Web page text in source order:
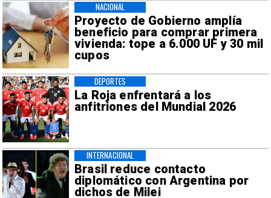
Proyecto de Gobierno amplía
beneficio para comprar primera
vivienda: tope a 6.000 UF y 30 mil
cupos
NACIONAL
La Roja enfrentará a los
anfitriones del Mundial 2026
DEPORTES
Brasil reduce contacto
diplomático con Argentina por
dichos de Milei
INTERNACIONAL